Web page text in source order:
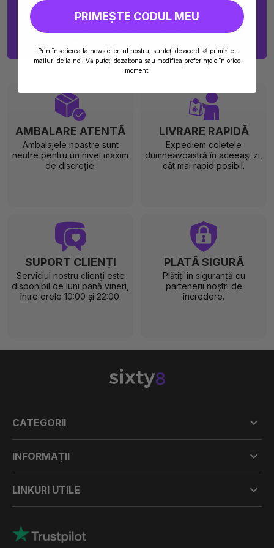
Căutam produse care relaxează intens și chiar asta am
găsit! În schimb, am fost dezamăgită că am comandat cu
câteva ore înainte de promoție. Serviciul clienți nu a
putut face nimic pentru a-mi oferi o soluție complet
AMBALARE ATENTĂ
Ambalajele noastre sunt
neutre pentru un nivel maxim
de discreție.
LIVRARE RAPIDĂ
Expediem coletele
dumneavoastră în aceeași zi,
cât mai rapid posibil.
SUPORT CLIENȚI
Serviciul nostru clienți este
disponibil de luni până vineri,
între orele 10:00 și 22:00.
PLATĂ SIGURĂ
Plătiți în siguranță cu
partenerii noștri de
încredere.
CATEGORII 
INFORMAȚII 
LINKURI UTILE 
PRIMEȘTE CODUL MEU
Prin înscrierea la newsletter-ul nostru, sunteți de acord să primiți e-
mailuri de la noi. Vă puteți dezabona sau modifica preferințele în orice
moment.